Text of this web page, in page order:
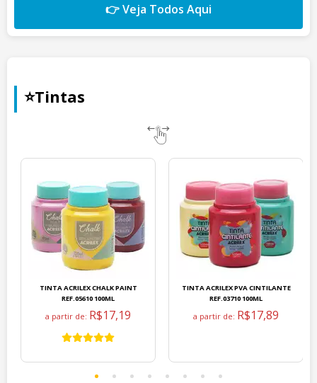
👉 Veja Todos Aqui
⭐Tintas
TINTA ACRILEX CHALK PAINT
REF.05610 100ML
a partir de: R$17,19
TINTA ACRILEX PVA CINTILANTE
REF.03710 100ML
a partir de: R$17,89